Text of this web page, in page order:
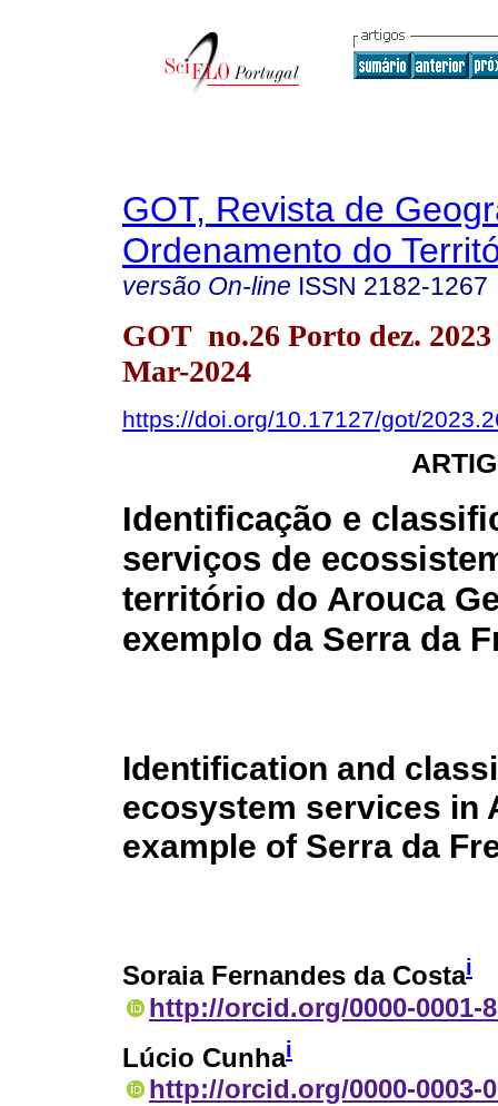
GOT, Revista de
Ordenamento do
versão On-line ISSN 2182-1267
GOT no.26 Porto dez.
Mar-2024
https://doi.org/10.17127/got/
Identificação e
serviços de
território do Arouca
exemplo da Serra da
Identification and
ecosystem services in
example of Serra da
Soraia Fernandes da Costai
http://orcid.org/0000-0001-
Lúcio Cunhai
http://orcid.org/0000-0003-